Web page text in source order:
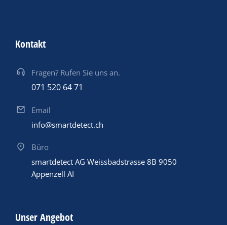
Kontakt
Fragen? Rufen Sie uns an.
071 520 64 71
Email
info@smartdetect.ch
Büro
smartdetect AG Weissbadstrasse 8B 9050
Appenzell AI
Unser Angebot